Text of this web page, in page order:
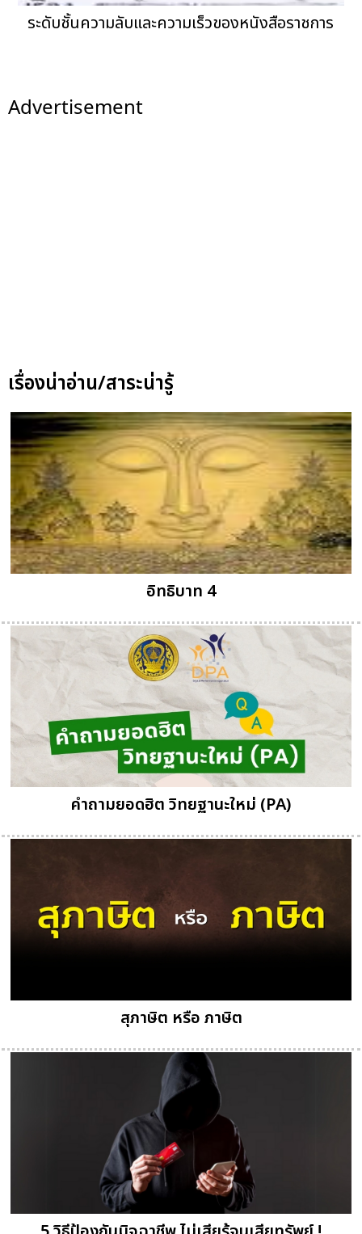
ระดับชั้นความลับและความเร็วของหนังสือราชการ
Advertisement
เรื่องน่าอ่าน/สาระน่ารู้
อิทธิบาท 4
คำถามยอดฮิต วิทยฐานะใหม่ (PA)
สุภาษิต หรือ ภาษิต